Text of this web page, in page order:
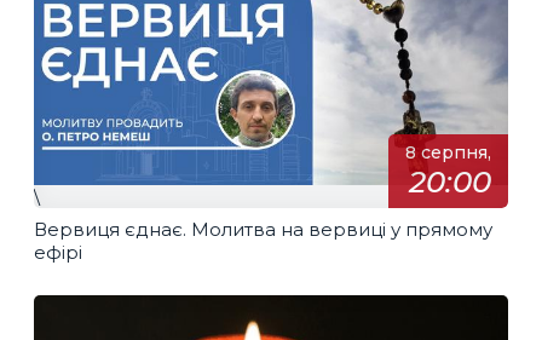
8 серпня,
20:00
\
Вервиця єднає. Молитва на вервиці у прямому
ефірі